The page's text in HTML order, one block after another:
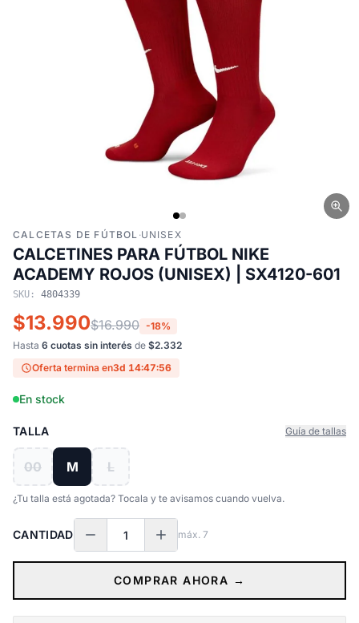
CALCETAS DE FÚTBOL ·UNISEX
CALCETINES PARA FÚTBOL NIKE
ACADEMY ROJOS (UNISEX) | SX4120-601
SKU: 4804339
$13.990$16.990 -18%
Hasta 6 cuotas sin interés de $2.332
Oferta termina en3d 14:47:55
En stock
TALLA Guía de tallas
00 M L
¿Tu talla está agotada? Tocala y te avisamos cuando vuelva.
CANTIDAD máx. 7
COMPRAR AHORA →